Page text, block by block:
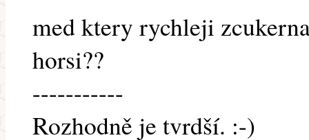
med ktery rychleji
horsi??
-----------
Rozhodně je tvrdší. :-)